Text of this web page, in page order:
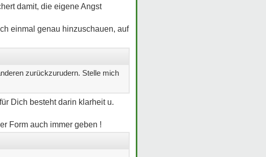
damit, die eigene Angst
einmal genau hinzuschauen, auf
zurückzurudern. Stelle mich
Dich besteht darin klarheit u.
Form auch immer geben !